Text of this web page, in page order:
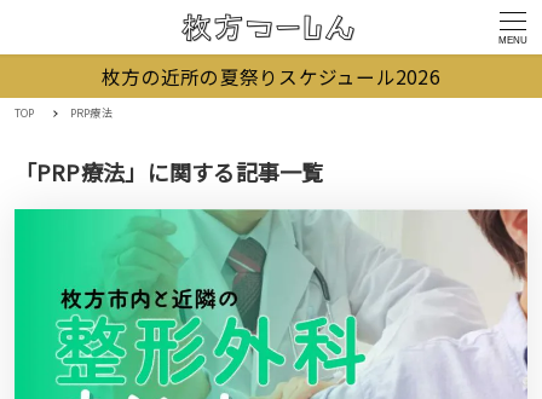
MENU
枚方の近所の夏祭りスケジュール2026
TOP PRP療法
「PRP療法」に関する記事一覧